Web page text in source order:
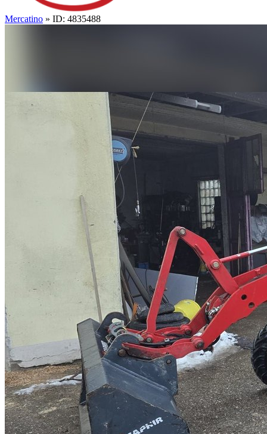
Mercatino » ID: 4835488